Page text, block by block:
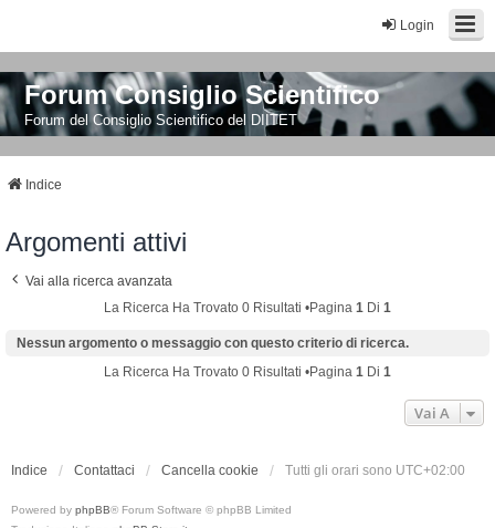
Login
Forum Consiglio Scientifico
Forum del Consiglio Scientifico del DIITET
Indice
Argomenti attivi
Vai alla ricerca avanzata
La Ricerca Ha Trovato 0 Risultati •Pagina 1 Di 1
Nessun argomento o messaggio con questo criterio di ricerca.
La Ricerca Ha Trovato 0 Risultati •Pagina 1 Di 1
Vai A
Indice Contattaci Cancella cookie Tutti gli orari sono UTC+02:00
Powered by phpBB® Forum Software © phpBB Limited